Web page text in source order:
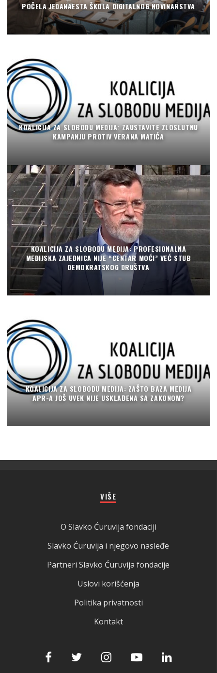
POČELA JEDANAESTA ŠKOLA DIGITALNOG NOVINARSTVA
KOALICIJA ZA SLOBODU MEDIJA: ZAUSTAVITE ZLOSLUTNU
KAMPANJU PROTIV VERANA MATIĆA
KOALICIJA ZA SLOBODU MEDIJA: PROFESIONALNA
MEDIJSKA ZAJEDNICA NIJE “CENTAR MOĆI” VEĆ STUB
DEMOKRATSKOG DRUŠTVA
KOALICIJA ZA SLOBODU MEDIJA: ZAŠTO BAZA MEDIJA
APR-A JOŠ UVEK NIJE USKLAĐENA SA ZAKONOM?
VIŠE
O Slavko Ćuruvija fondaciji
Slavko Ćuruvija i njegovo nasleđe
Partneri Slavko Ćuruvija fondacije
Uslovi korišćenja
Politika privatnosti
Kontakt